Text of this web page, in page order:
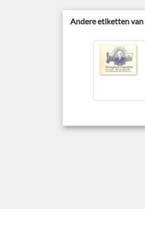
Andere etiketten van